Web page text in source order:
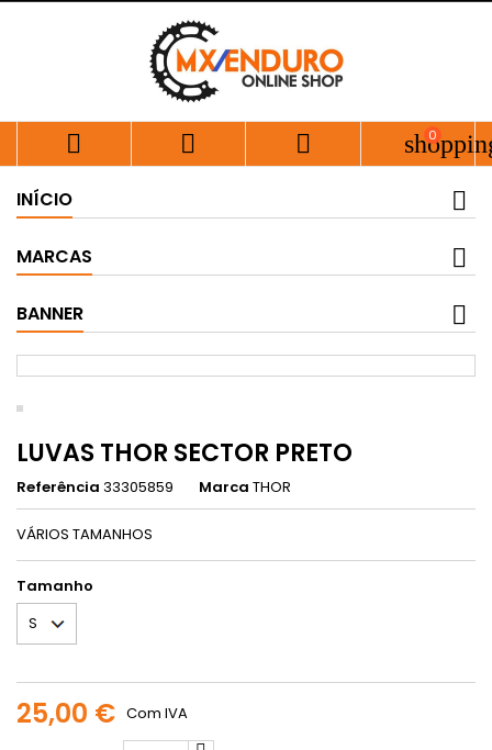
   0
INÍCIO
MARCAS
BANNER
LUVAS THOR SECTOR PRETO
Referência 33305859 Marca THOR
VÁRIOS TAMANHOS
Tamanho
25,00 € Com IVA